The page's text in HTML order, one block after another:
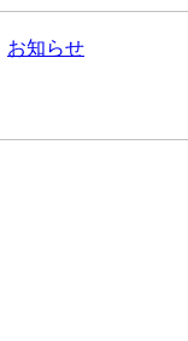
お知らせ